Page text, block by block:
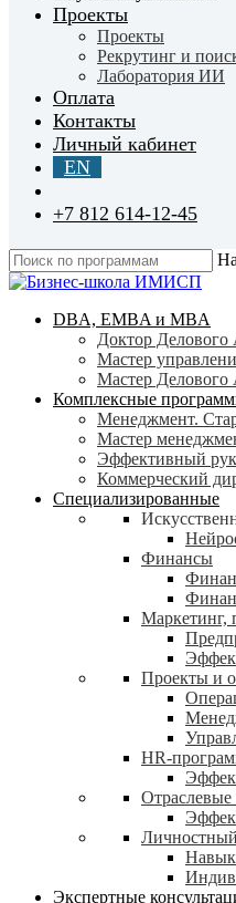
Проекты
Проекты
Рекрутинг и
Лаборатория ИИ
Оплата
Контакты
Личный кабинет
EN
+7 812 614-12-45
Close
search
Menu
DBA, EMBA и MBA
Доктор
Мастер
Мастер
Комплексные
Менеджмент.
Мастер
Эффективный
Коммерческий
Специализированные
Финансы
Маркетинг,
Проекты и
HR-
Экспертные